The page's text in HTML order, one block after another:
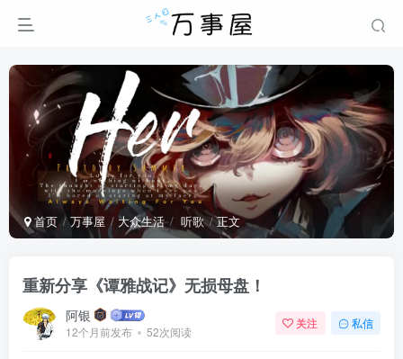
首页 万事屋 大众生活 听歌 正文
重新分享《谭雅战记》无损母盘！
阿银
12个月前发布 52次阅读
关注 私信